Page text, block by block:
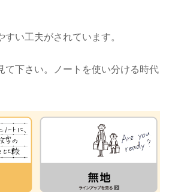
い工夫がされています。
て下さい。ノートを使い分ける時代